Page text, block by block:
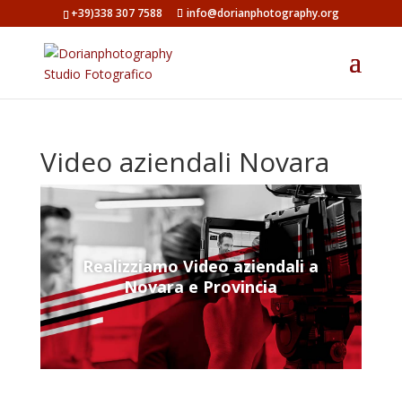
+39)338 307 7588 info@dorianphotography.org
Video aziendali Novara
Realizziamo Video aziendali a
Novara e Provincia